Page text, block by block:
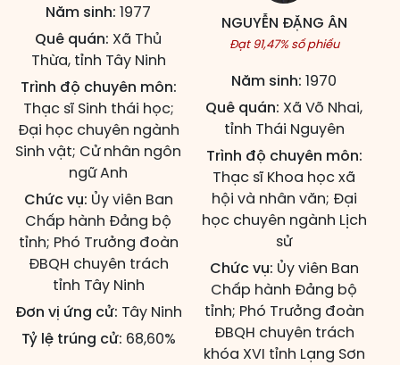
Năm sinh: 1977
Quê quán: Xã Thủ
Thừa, tỉnh Tây Ninh
Trình độ chuyên môn:
Thạc sĩ Sinh thái học;
Đại học chuyên ngành
Sinh vật; Cử nhân ngôn
ngữ Anh
Chức vụ: Ủy viên Ban
Chấp hành Đảng bộ
tỉnh; Phó Trưởng đoàn
ĐBQH chuyên trách
tỉnh Tây Ninh
Đơn vị ứng cử: Tây Ninh
Tỷ lệ trúng cử: 68,60%
NGUYỄN ĐẶNG ÂN
Đạt 91,47% số phiếu
Năm sinh: 1970
Quê quán: Xã Võ Nhai,
tỉnh Thái Nguyên
Trình độ chuyên môn:
Thạc sĩ Khoa học xã
hội và nhân văn; Đại
học chuyên ngành Lịch
sử
Chức vụ: Ủy viên Ban
Chấp hành Đảng bộ
tỉnh; Phó Trưởng đoàn
ĐBQH chuyên trách
khóa XVI tỉnh Lạng Sơn